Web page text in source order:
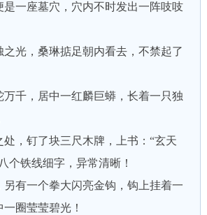
一座墓穴，穴内不时发出一阵吱吱
，桑琳掂足朝内看去，不禁起了
千，居中一红麟巨蟒，长着一只独
钉了块三尺木牌，上书：“玄天
个铁线细字，异常清晰！
有一个拳大闪亮金钩，钩上挂着一
圈莹莹碧光！